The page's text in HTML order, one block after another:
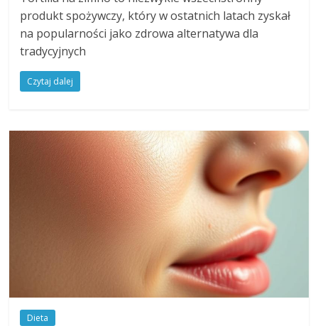
produkt spożywczy, który w ostatnich latach zyskał
na popularności jako zdrowa alternatywa dla
tradycyjnych
Czytaj dalej
Dieta